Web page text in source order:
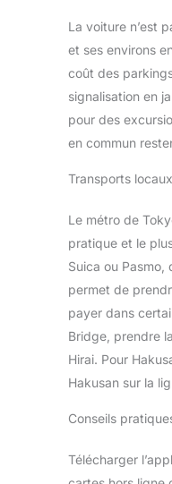
La voiture n’est
et ses environs
coût des
signalisation en
pour des
en commun
Transports locaux
Le métro de
pratique et le
Suica ou Pasmo,
permet de
payer dans
Bridge, prendre
Hirai. Pour
Hakusan sur la
Conseils
Télécharger